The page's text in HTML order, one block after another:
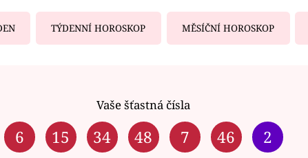
TÝDENNÍ HOROSKOP MĚSÍČNÍ HOROSKOP
Vaše šťastná čísla
6 15 34 48 7 46 2